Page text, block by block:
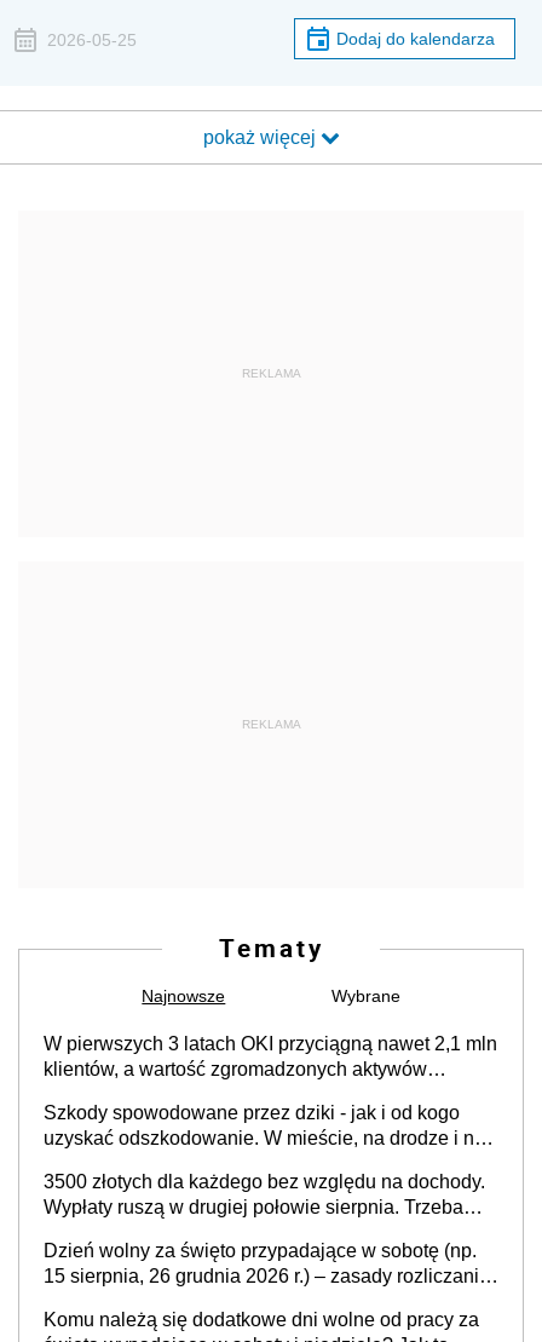
2026-05-25 Dodaj do kalendarza
pokaż więcej
REKLAMA
REKLAMA
Tematy
Najnowsze Wybrane
W pierwszych 3 latach OKI przyciągną nawet 2,1 mln
klientów, a wartość zgromadzonych aktywów
Szkody spowodowane przez dziki - jak i od kogo
uzyskać odszkodowanie. W mieście, na drodze i na
3500 złotych dla każdego bez względu na dochody.
Wypłaty ruszą w drugiej połowie sierpnia. Trzeba
Dzień wolny za święto przypadające w sobotę (np.
15 sierpnia, 26 grudnia 2026 r.) – zasady rozliczania
i administracja publiczna), najczęstsze pytania
Komu należą się dodatkowe dni wolne od pracy za